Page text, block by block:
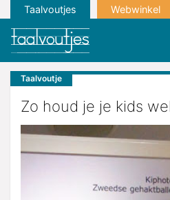
Taalvoutjes Webwinkel
Taalvoutje
Zo houd je je kids